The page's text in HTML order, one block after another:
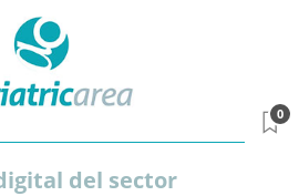
del sector
0